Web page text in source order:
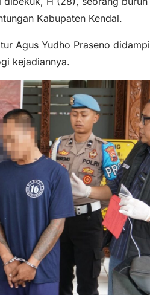
Kabupaten Kendal.
Agus Yudho Praseno
kejadiannya.